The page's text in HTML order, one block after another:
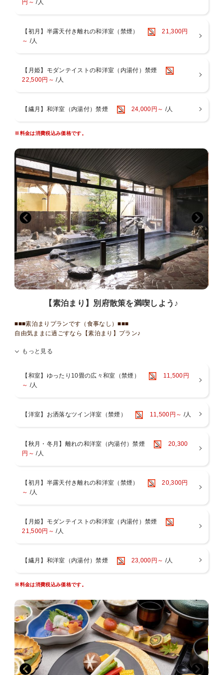
でも入浴ＯＫ♪
・５つの貸切家族風呂をご利用いただけます！ご滞在中いつでもご
②葵の湯：一枚岩をくり貫いたお風呂（半露天風呂）
③杏の湯：御影石のジャグジー風呂（内風呂）
だけます。
円～ /人
【初月】半露天付き離れの和洋室（禁煙）
21,300円
～ /人
【月姫】モダンテイストの和洋室（内湯付）禁煙
22,500円～ /人
【繊月】和洋室（内湯付）禁煙 24,000円～ /人
※料金は消費税込み価格です。
【素泊まり】別府散策を満喫しよう♪
■■■素泊まりプランです（食事なし）■■■
自由気ままに過ごすなら【素泊まり】プラン♪
・１階には男女別大浴場と露天風呂がございます。ご滞在中はいつ
でも入浴ＯＫ
・５つの貸切家族風呂をご利用いただけます！ご滞在中いつでもご
葵の湯：一枚岩をくり貫いたお風呂（半露天風呂）
紅の湯：広々露天風呂
だけます。
もっと見る
【和室】ゆったり10畳の広々和室（禁煙）
11,500円
～ /人
【洋室】お洒落なツイン洋室（禁煙） 11,500円～ /人
【秋月・冬月】離れの和洋室（内湯付）禁煙
20,300
円～ /人
【初月】半露天付き離れの和洋室（禁煙）
20,300円
～ /人
【月姫】モダンテイストの和洋室（内湯付）禁煙
21,500円～ /人
【繊月】和洋室（内湯付）禁煙 23,000円～ /人
※料金は消費税込み価格です。